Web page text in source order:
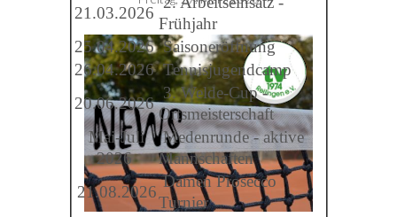
21.03.2026
Frühjahr
25.04.2026 Saisoneröffnung
26.04.2026 Tennisjugendcamp
20.06.2026
3. Welde-Cup -
Ortsmeisterschaft
Mai-Juli
2026
Medenrunde - aktive
Mannschaften
21.08.2026
Damen Prosecco
Turnier